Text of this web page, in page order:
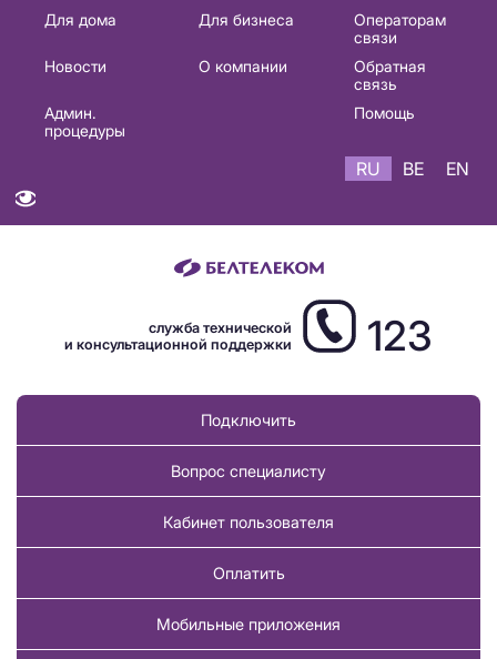
Основная
навигация
Для дома Для бизнеса
Операторам
связи
Новости
О компании
Обратная
связь
Админ.
процедуры
Помощь
RU BE EN
служба технической
и консультационной поддержки
123
Подключить
Вопрос специалисту
Кабинет пользователя
Оплатить
Мобильные приложения